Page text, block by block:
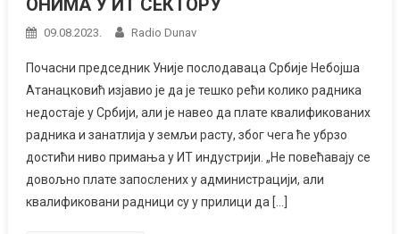
ОНИМА У ИТ СЕКТОРУ
09.08.2023. Radio Dunav
Почасни председник Уније послодаваца Србије Небојша
Атанацковић изјавио је да је тешко рећи колико радника
недостаје у Србији, али је навео да плате квалификованих
радника и занатлија у земљи расту, због чега ће убрзо
достићи ниво примања у ИТ индустрији. „Не повећавају се
довољно плате запослених у администрацији, али
квалификовани радници су у прилици да […]